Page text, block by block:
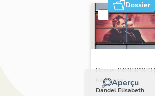
Dossier
Aperçu
Dossier IM69001983 |
Réalisé par
Dandel Elisabeth